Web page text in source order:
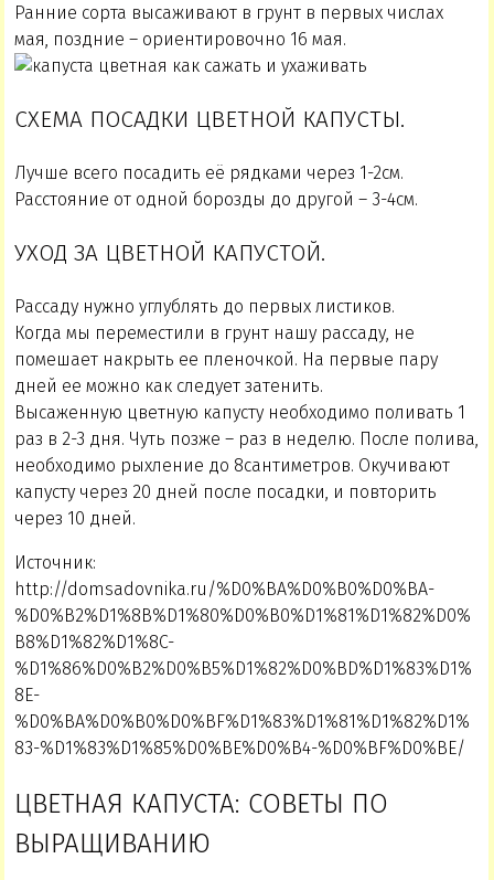
Ранние сорта высаживают в грунт в первых числах
мая, поздние – ориентировочно 16 мая.
СХЕМА ПОСАДКИ ЦВЕТНОЙ КАПУСТЫ.
Лучше всего посадить её рядками через 1-2см.
Расстояние от одной борозды до другой – 3-4см.
УХОД ЗА ЦВЕТНОЙ КАПУСТОЙ.
Рассаду нужно углублять до первых листиков.
Когда мы переместили в грунт нашу рассаду, не
помешает накрыть ее пленочкой. На первые пару
дней ее можно как следует затенить.
Высаженную цветную капусту необходимо поливать 1
раз в 2-3 дня. Чуть позже – раз в неделю. После полива,
необходимо рыхление до 8сантиметров. Окучивают
капусту через 20 дней после посадки, и повторить
через 10 дней.
Источник:
http://domsadovnika.ru/%D0%BA%D0%B0%D0%BA-
%D0%B2%D1%8B%D1%80%D0%B0%D1%81%D1%82%D0%
B8%D1%82%D1%8C-
%D1%86%D0%B2%D0%B5%D1%82%D0%BD%D1%83%D1%
8E-
%D0%BA%D0%B0%D0%BF%D1%83%D1%81%D1%82%D1%
83-%D1%83%D1%85%D0%BE%D0%B4-%D0%BF%D0%BE/
ЦВЕТНАЯ КАПУСТА: СОВЕТЫ ПО
ВЫРАЩИВАНИЮ